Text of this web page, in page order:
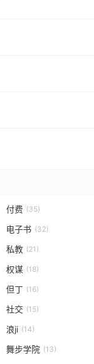
付费 (35)
电子书 (32)
私教 (21)
权谋 (18)
但丁 (16)
社交 (15)
浪ji (14)
舞步学院 (13)